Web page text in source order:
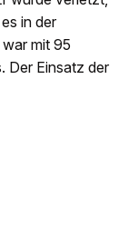
in der
mit 95
Der Einsatz der